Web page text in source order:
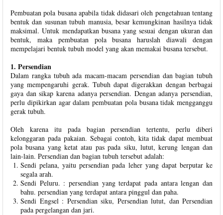
Pembuatan pola busana apabila tidak didasari oleh pengetahuan tentang
bentuk dan susunan tubuh manusia, besar kemungkinan hasilnya tidak
maksimal. Untuk mendapatkan busana yang sesuai dengan ukuran dan
bentuk, maka pembuatan pola busana haruslah diawali dengan
mempelajari bentuk tubuh model yang akan memakai busana tersebut.
1. Persendian
Dalam rangka tubuh ada macam-macam persendian dan bagian tubuh
yang mempengaruhi gerak. Tubuh dapat digerakkan dengan berbagai
gaya dan sikap karena adanya persendian. Dengan adanya persendian,
perlu dipikirkan agar dalam pembuatan pola busana tidak mengganggu
gerak tubuh.
Oleh karena itu pada bagian persendian tertentu, perlu diberi
kelonggaran pada pakaian. Sebagai contoh, kita tidak dapat membuat
pola busana yang ketat atau pas pada siku, lutut, kerung lengan dan
lain-lain. Persendian dan bagian tubuh tersebut adalah:
Sendi pelana, yaitu persendian pada leher yang dapat berputar ke
segala arah.
Sendi Peluru. : persendian yang terdapat pada antara lengan dan
bahu. persendian yang terdapat antara pinggul dan paha.
Sendi Engsel : Persendian siku, Persendian lutut, dan Persendian
pada pergelangan dan jari.